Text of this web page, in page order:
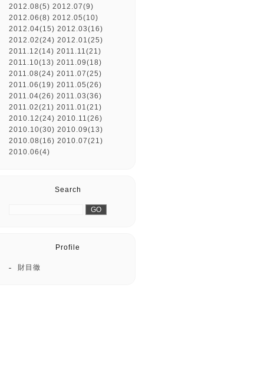
2012.08(5) 2012.07(9)
2012.06(8) 2012.05(10)
2012.04(15) 2012.03(16)
2012.02(24) 2012.01(25)
2011.12(14) 2011.11(21)
2011.10(13) 2011.09(18)
2011.08(24) 2011.07(25)
2011.06(19) 2011.05(26)
2011.04(26) 2011.03(36)
2011.02(21) 2011.01(21)
2010.12(24) 2010.11(26)
2010.10(30) 2010.09(13)
2010.08(16) 2010.07(21)
2010.06(4)
Search
Profile
財目徹